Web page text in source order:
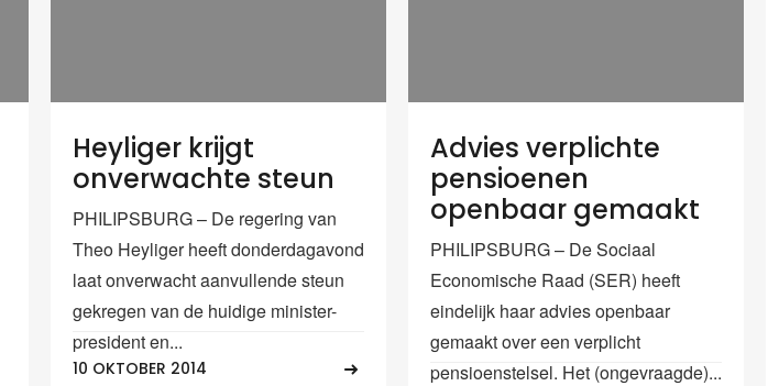
Heyliger krijgt
onverwachte steun
PHILIPSBURG – De regering van
Theo Heyliger heeft donderdagavond
laat onverwacht aanvullende steun
gekregen van de huidige minister-
president en...
10 OKTOBER 2014
Advies verplichte
pensioenen
openbaar gemaakt
PHILIPSBURG – De Sociaal
Economische Raad (SER) heeft
eindelijk haar advies openbaar
gemaakt over een verplicht
pensioenstelsel. Het (ongevraagde)...